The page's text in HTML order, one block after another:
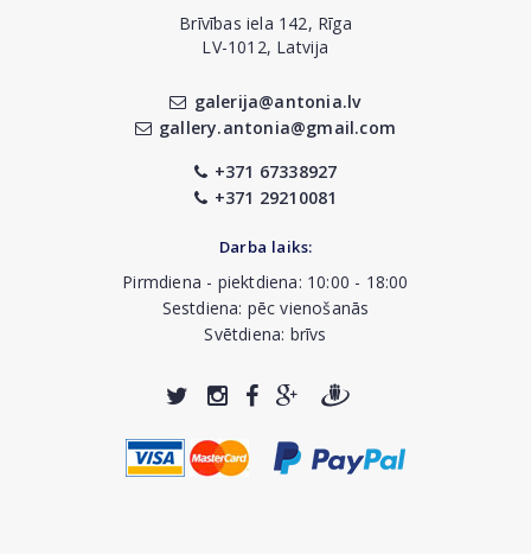
Brīvības iela 142, Rīga
LV-1012, Latvija
galerija@antonia.lv
gallery.antonia@gmail.com
+371 67338927
+371 29210081
Darba laiks:
Pirmdiena - piektdiena: 10:00 - 18:00
Sestdiena: pēc vienošanās
Svētdiena: brīvs